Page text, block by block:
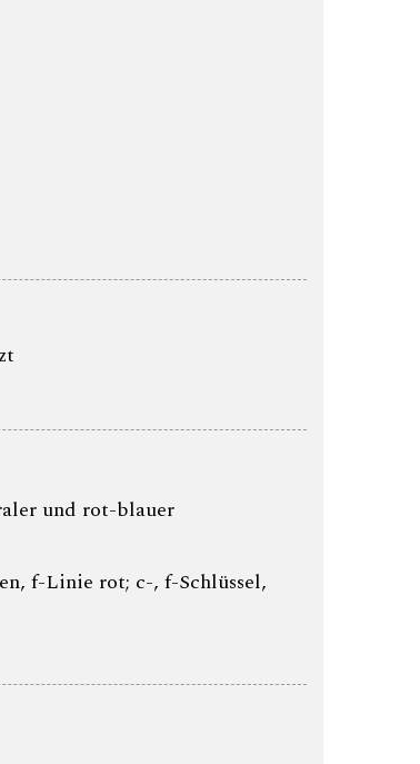
und rot-blauer
f-Linie rot; c-, f-Schlüssel,